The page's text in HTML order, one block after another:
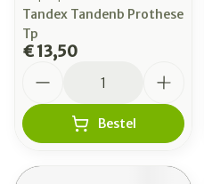
Tandex Tandenb Prothese
Tp
€ 13,50
Bestel